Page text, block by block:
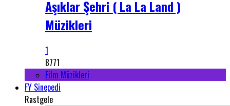
Aşıklar Şehri ( La La Land )
Müzikleri
1
8771
Film Müzikleri
FY Sinepedi
Rastgele